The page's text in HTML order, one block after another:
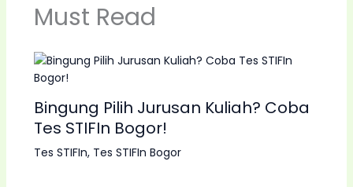
Must Read
Bingung Pilih Jurusan Kuliah? Coba
Tes STIFIn Bogor!
Tes STIFIn, Tes STIFIn Bogor